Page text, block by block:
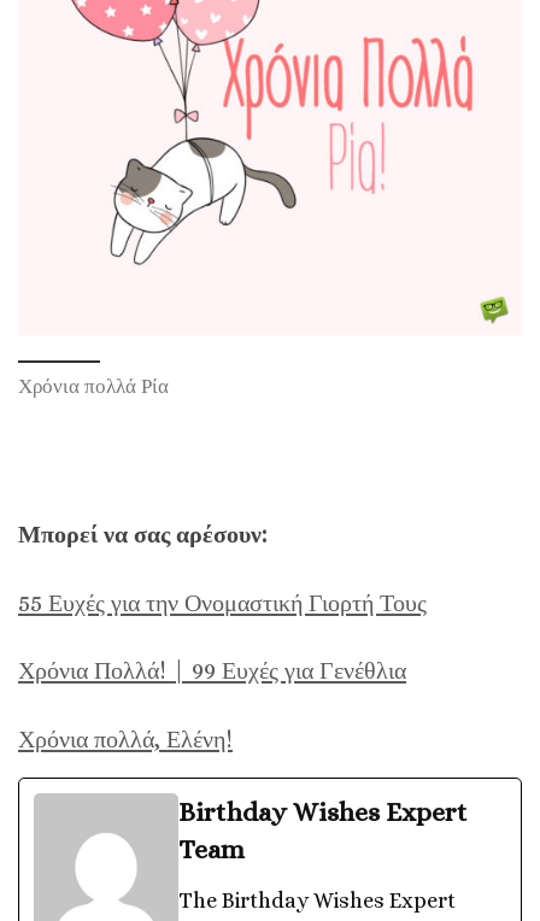
Χρόνια πολλά Ρία
Μπορεί να σας αρέσουν:
55 Ευχές για την Ονομαστική Γιορτή Τους
Χρόνια Πολλά! | 99 Ευχές για Γενέθλια
Χρόνια πολλά, Ελένη!
Birthday Wishes Expert
Team
The Birthday Wishes Expert